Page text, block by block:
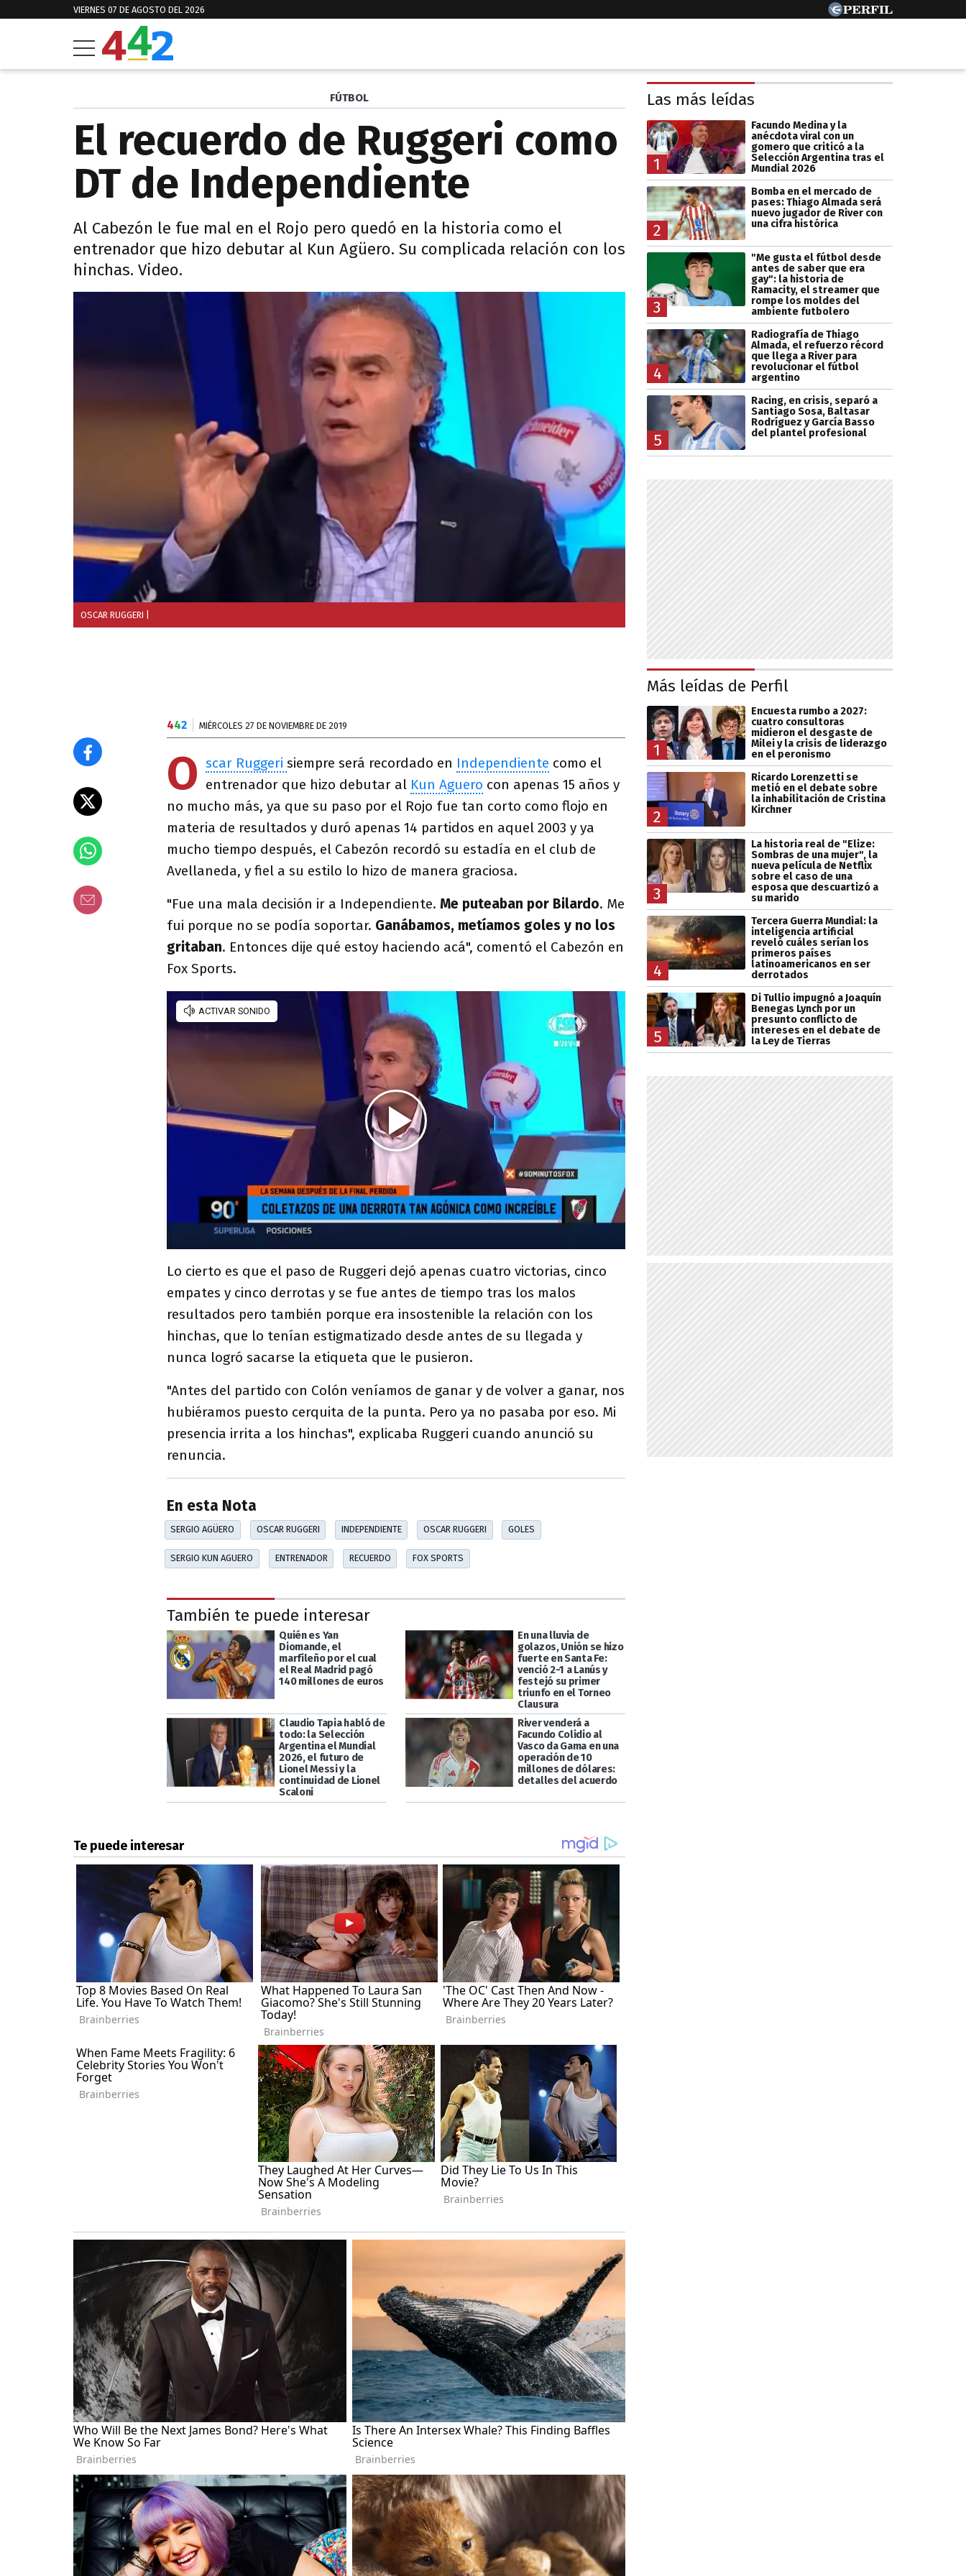
VIERNES 07 DE AGOSTO DEL 2026
FÚTBOL
El recuerdo de Ruggeri como
DT de Independiente
Al Cabezón le fue mal en el Rojo pero quedó en la historia como el
entrenador que hizo debutar al Kun Agüero. Su complicada relación con los
hinchas. Video.
OSCAR RUGGERI
442 MIÉRCOLES 27 DE NOVIEMBRE DE 2019
O scar Ruggeri siempre será recordado en Independiente como el
entrenador que hizo debutar al Kun Aguero con apenas 15 años y
no mucho más, ya que su paso por el Rojo fue tan corto como flojo en
materia de resultados y duró apenas 14 partidos en aquel 2003 y ya
mucho tiempo después, el Cabezón recordó su estadía en el club de
Avellaneda, y fiel a su estilo lo hizo de manera graciosa.
"Fue una mala decisión ir a Independiente. Me puteaban por Bilardo. Me
fui porque no se podía soportar. Ganábamos, metíamos goles y no los
gritaban. Entonces dije qué estoy haciendo acá", comentó el Cabezón en
Fox Sports.
Lo cierto es que el paso de Ruggeri dejó apenas cuatro victorias, cinco
empates y cinco derrotas y se fue antes de tiempo tras los malos
resultados pero también porque era insostenible la relación con los
hinchas, que lo tenían estigmatizado desde antes de su llegada y
nunca logró sacarse la etiqueta que le pusieron.
"Antes del partido con Colón veníamos de ganar y de volver a ganar, nos
hubiéramos puesto cerquita de la punta. Pero ya no pasaba por eso. Mi
presencia irrita a los hinchas", explicaba Ruggeri cuando anunció su
renuncia.
En esta Nota
SERGIO AGÜERO OSCAR RUGGERI INDEPENDIENTE OSCAR RUGGERI GOLES
SERGIO KUN AGUERO ENTRENADOR RECUERDO FOX SPORTS
También te puede interesar
Quién es Yan
Diomande, el
marfileño por el cual
el Real Madrid pagó
140 millones de euros
En una lluvia de
golazos, Unión se hizo
fuerte en Santa Fe:
venció 2-1 a Lanús y
festejó su primer
triunfo en el Torneo
Clausura
Claudio Tapia habló de
todo: la Selección
Argentina el Mundial
2026, el futuro de
Lionel Messi y la
continuidad de Lionel
Scaloni
River venderá a
Facundo Colidio al
Vasco da Gama en una
operación de 10
millones de dólares:
detalles del acuerdo
Las más leídas
1
Facundo Medina y la
anécdota viral con un
gomero que criticó a la
Selección Argentina tras el
Mundial 2026
2
Bomba en el mercado de
pases: Thiago Almada será
nuevo jugador de River con
una cifra histórica
3
"Me gusta el fútbol desde
antes de saber que era
gay": la historia de
Ramacity, el streamer que
rompe los moldes del
ambiente futbolero
4
Radiografía de Thiago
Almada, el refuerzo récord
que llega a River para
revolucionar el fútbol
argentino
5
Racing, en crisis, separó a
Santiago Sosa, Baltasar
Rodríguez y García Basso
del plantel profesional
Más leídas de Perfil
1
Encuesta rumbo a 2027:
cuatro consultoras
midieron el desgaste de
Milei y la crisis de liderazgo
en el peronismo
2
Ricardo Lorenzetti se
metió en el debate sobre
la inhabilitación de Cristina
Kirchner
3
La historia real de "Elize:
Sombras de una mujer", la
nueva película de Netflix
sobre el caso de una
esposa que descuartizó a
su marido
4
Tercera Guerra Mundial: la
inteligencia artificial
reveló cuáles serían los
primeros países
latinoamericanos en ser
derrotados
5
Di Tullio impugnó a Joaquín
Benegas Lynch por un
presunto conflicto de
intereses en el debate de
la Ley de Tierras